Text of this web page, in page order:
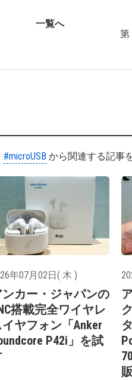
一覧へ
第
#microUSB から関連する記事
年07月02日( 木 )
ンカー・ジャパンの
搭載完全ワイヤレ
イヤフォン「Anker
P42i」を試